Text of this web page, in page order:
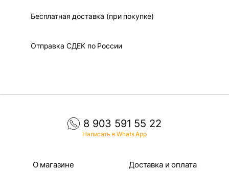
Бесплатная доставка (при покупке)
Отправка СДЕК по России
8 903 591 55 22
Написать в Whats App
О магазине Доставка и оплата